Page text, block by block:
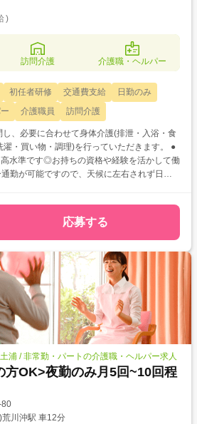
)
訪問介護 介護職・ヘルパー
初任者研修 交通費支給
日勤のみ
介護職員 訪問介護
、必要に合わせて身体介護(排泄・入浴・食
・買い物・調理)を行っていただきます。 ●
水準です◎お持ちの資格や経験を活かして働
勤が可能ですので、天候に左右されず日々
応募する
浦 / 非常勤・パートの介護職・ヘルパー求人
方OK>夜勤のみ月5回~10回程
80
川沖駅 車12分